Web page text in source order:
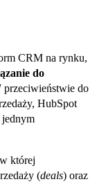
CRM na rynku,
do
przeciwieństwie do
HubSpot
jednym
której
(deals) oraz